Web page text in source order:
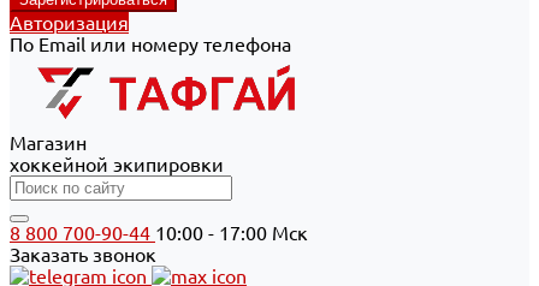
Авторизация
По Email или номеру телефона
Магазин
хоккейной экипировки
8 800 700-90-44 10:00 - 17:00 Мск
Заказать звонок